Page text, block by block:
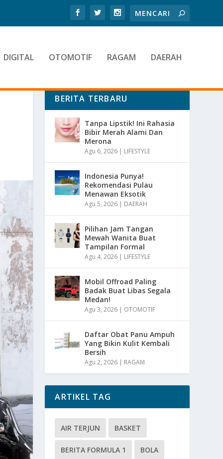
DIGITAL OTOMOTIF RAGAM DAERAH
BERITA TERBARU
Tanpa Lipstik! Ini Rahasia
Bibir Merah Alami Dan
Merona
Agu 6, 2026 | LIFESTYLE
Indonesia Punya!
Rekomendasi Pulau
Menawan Eksotik
Agu 5, 2026 | DAERAH
Pilihan Jam Tangan
Mewah Wanita Buat
Tampilan Formal
Agu 4, 2026 | LIFESTYLE
Mobil Offroad Paling
Badak Buat Libas Segala
Medan!
Agu 3, 2026 | OTOMOTIF
Daftar Obat Panu Ampuh
Yang Bikin Kulit Kembali
Bersih
Agu 2, 2026 | RAGAM
ARTIKEL TAG
AIR TERJUN BASKET
BERITA FORMULA 1 BOLA